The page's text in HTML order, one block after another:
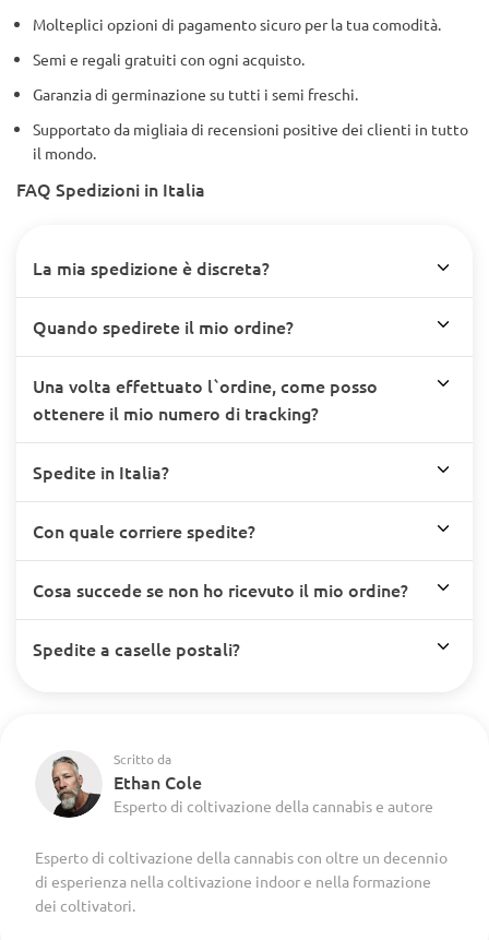
Molteplici opzioni di pagamento sicuro per la tua comodità.
Semi e regali gratuiti con ogni acquisto.
Garanzia di germinazione su tutti i semi freschi.
Supportato da migliaia di recensioni positive dei clienti in tutto
il mondo.
FAQ Spedizioni in Italia
La mia spedizione è discreta?
Quando spedirete il mio ordine?
Una volta effettuato l`ordine, come posso
ottenere il mio numero di tracking?
Spedite in Italia?
Con quale corriere spedite?
Cosa succede se non ho ricevuto il mio ordine?
Spedite a caselle postali?
Scritto da
Ethan Cole
Esperto di coltivazione della cannabis e autore
Esperto di coltivazione della cannabis con oltre un decennio
di esperienza nella coltivazione indoor e nella formazione
dei coltivatori.